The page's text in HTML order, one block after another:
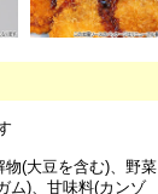
(大豆を含む)、野菜
ム)、甘味料(カンゾ